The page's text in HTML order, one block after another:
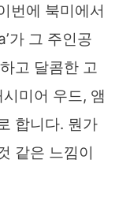
번에 북미에서
가 그 주인공
고 달콤한 고
미어 우드, 앰
합니다. 뭔가
같은 느낌이